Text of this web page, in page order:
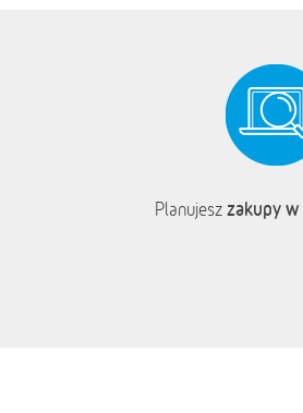
Planujesz zakupy